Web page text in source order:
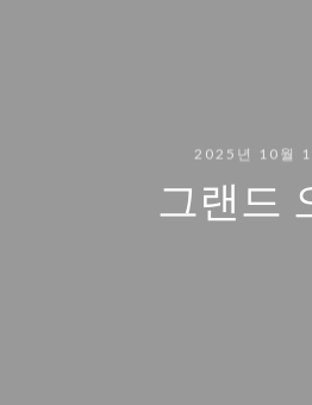
2025년 10월
그랜드